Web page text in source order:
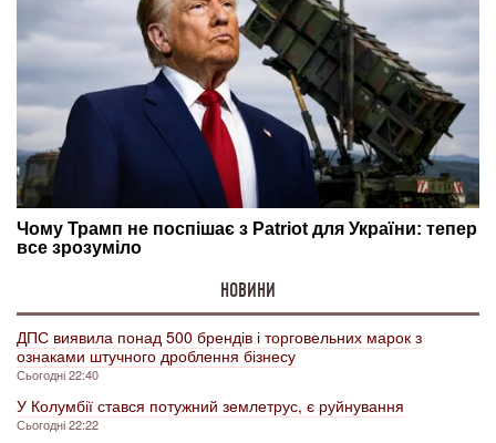
НОВИНИ
ДПС виявила понад 500 брендів і торговельних марок з
ознаками штучного дроблення бізнесу
Сьогодні 22:40
У Колумбії стався потужний землетрус, є руйнування
Сьогодні 22:22